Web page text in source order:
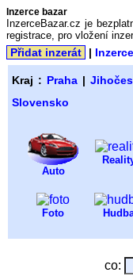
Inzerce bazar
InzerceBazar.cz je
registrace, pro vložení
Přidat inzerát |
Kraj : Praha|
Slovensko
Auto
Foto
co: